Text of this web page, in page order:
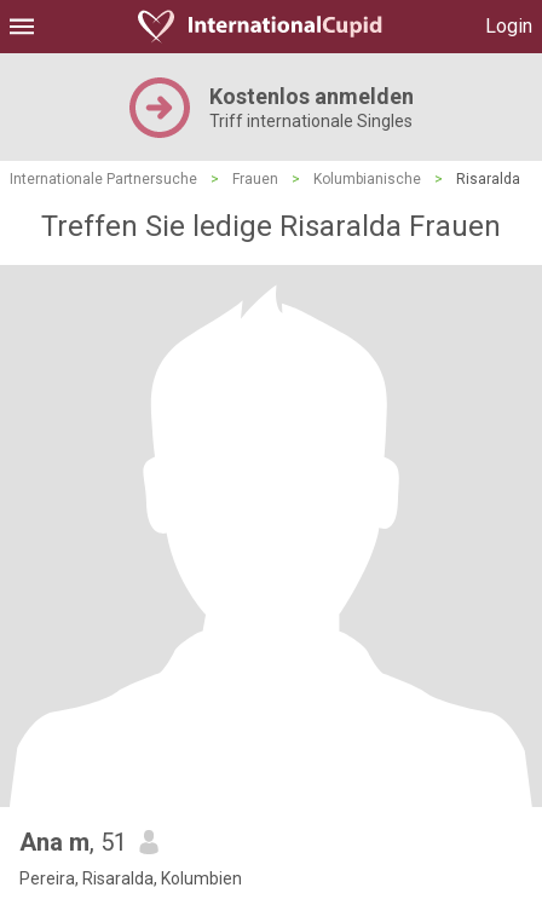
Login
Kostenlos anmelden
Triff internationale Singles
Internationale Partnersuche > Frauen > Kolumbianische > Risaralda
Treffen Sie ledige Risaralda Frauen
Ana m, 51
Pereira, Risaralda, Kolumbien